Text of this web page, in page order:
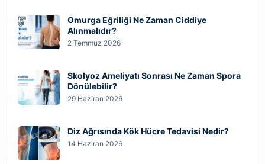
Omurga Eğriliği Ne Zaman Ciddiye
Alınmalıdır?
2 Temmuz 2026
Skolyoz Ameliyatı Sonrası Ne Zaman Spora
Dönülebilir?
29 Haziran 2026
Diz Ağrısında Kök Hücre Tedavisi Nedir?
14 Haziran 2026